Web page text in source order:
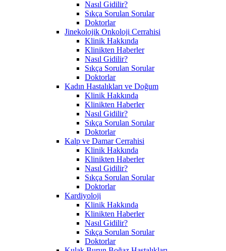
Nasıl Gidilir?
Sıkça Sorulan Sorular
Doktorlar
Jinekolojik Onkoloji Cerrahisi
Klinik Hakkında
Klinikten Haberler
Nasıl Gidilir?
Sıkça Sorulan Sorular
Doktorlar
Kadın Hastalıkları ve Doğum
Klinik Hakkında
Klinikten Haberler
Nasıl Gidilir?
Sıkça Sorulan Sorular
Doktorlar
Kalp ve Damar Cerrahisi
Klinik Hakkında
Klinikten Haberler
Nasıl Gidilir?
Sıkça Sorulan Sorular
Doktorlar
Kardiyoloji
Klinik Hakkında
Klinikten Haberler
Nasıl Gidilir?
Sıkça Sorulan Sorular
Doktorlar